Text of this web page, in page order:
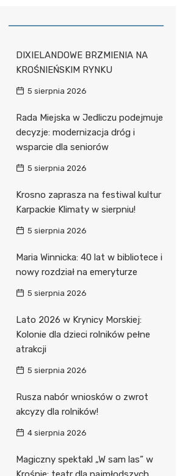
DIXIELANDOWE BRZMIENIA NA
KROŚNIEŃSKIM RYNKU
5 sierpnia 2026
Rada Miejska w Jedliczu podejmuje
decyzje: modernizacja dróg i
wsparcie dla seniorów
5 sierpnia 2026
Krosno zaprasza na festiwal kultur
Karpackie Klimaty w sierpniu!
5 sierpnia 2026
Maria Winnicka: 40 lat w bibliotece i
nowy rozdział na emeryturze
5 sierpnia 2026
Lato 2026 w Krynicy Morskiej:
Kolonie dla dzieci rolników pełne
atrakcji
5 sierpnia 2026
Rusza nabór wniosków o zwrot
akcyzy dla rolników!
4 sierpnia 2026
Magiczny spektakl „W sam las” w